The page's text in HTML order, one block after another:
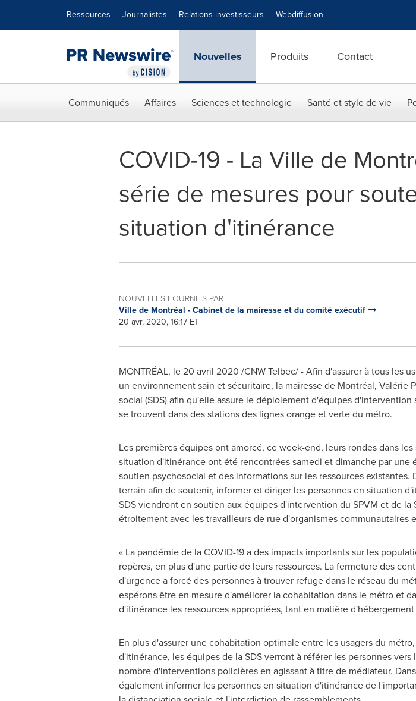
Ressources Journalistes Relations investisseurs Webdiffusion
Nouvelles Produits Contact
Communiqués Affaires Sciences et technologie Santé et style de vie
COVID-19 - La Ville de
série de mesures pour
situation d'itinérance
NOUVELLES FOURNIES PAR
Ville de Montréal - Cabinet de la mairesse et du comité exécutif
20 avr, 2020, 16:17 ET
MONTRÉAL, le 20 avril 2020 /CNW Telbec/ - Afin d'assurer à tous les
un environnement sain et sécuritaire, la mairesse de Montréal,
social (SDS) afin qu'elle assure le déploiement d'équipes
se trouvent dans des stations des lignes orange et verte du métro.
Les premières équipes ont amorcé, ce week-end, leurs rondes dans
situation d'itinérance ont été rencontrées samedi et dimanche par
soutien psychosocial et des informations sur les ressources
terrain afin de soutenir, informer et diriger les personnes en situation
SDS viendront en soutien aux équipes d'intervention du SPVM et de la
étroitement avec les travailleurs de rue d'organismes communautaires
« La pandémie de la COVID-19 a des impacts importants sur les
repères, en plus d'une partie de leurs ressources. La fermeture des
d'urgence a forcé des personnes à trouver refuge dans le réseau du
espérons être en mesure d'améliorer la cohabitation dans le métro et
d'itinérance les ressources appropriées, tant en matière
En plus d'assurer une cohabitation optimale entre les usagers du
d'itinérance, les équipes de la SDS verront à référer les personnes
nombre d'interventions policières en agissant à titre de médiateur.
également informer les personnes en situation d'itinérance de